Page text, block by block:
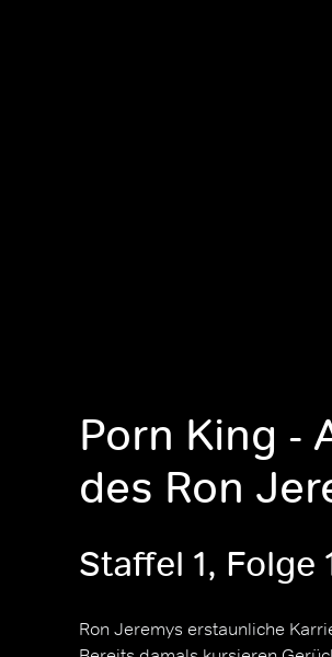
Porn King -
des Ron
Staffel 1, Folge
Ron Jeremys erstaunliche